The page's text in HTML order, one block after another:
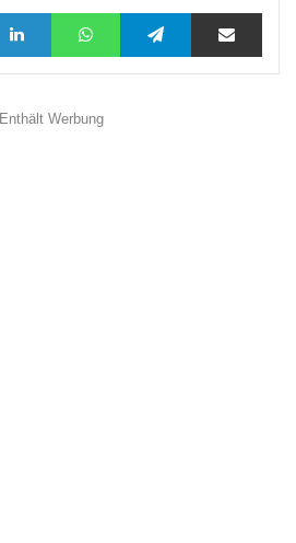
LinkedInWhatsAppTelegramTeilen via E-Mail
Enthält Werbung